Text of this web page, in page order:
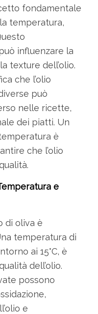
fondamentale
temperatura,
influenzare la
texture dell’olio.
che l’olio
può
nelle ricette,
dei piatti. Un
è
che l’olio
e
di oliva è
temperatura di
ai 15°C, è
dell’olio.
possono
e